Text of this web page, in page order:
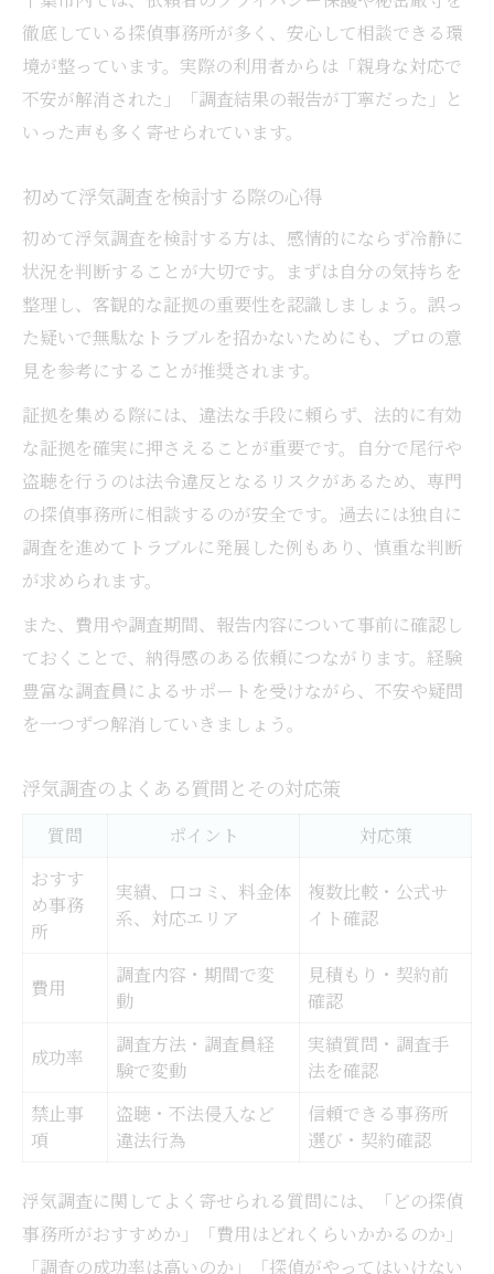
徹底している探偵事務所が多く、安心して相談できる環
境が整っています。実際の利用者からは「親身な対応で
不安が解消された」「調査結果の報告が丁寧だった」と
いった声も多く寄せられています。
初めて浮気調査を検討する際の心得
初めて浮気調査を検討する方は、感情的にならず冷静に
状況を判断することが大切です。まずは自分の気持ちを
整理し、客観的な証拠の重要性を認識しましょう。誤っ
た疑いで無駄なトラブルを招かないためにも、プロの意
見を参考にすることが推奨されます。
証拠を集める際には、違法な手段に頼らず、法的に有効
な証拠を確実に押さえることが重要です。自分で尾行や
盗聴を行うのは法令違反となるリスクがあるため、専門
の探偵事務所に相談するのが安全です。過去には独自に
調査を進めてトラブルに発展した例もあり、慎重な判断
が求められます。
また、費用や調査期間、報告内容について事前に確認し
ておくことで、納得感のある依頼につながります。経験
豊富な調査員によるサポートを受けながら、不安や疑問
を一つずつ解消していきましょう。
浮気調査のよくある質問とその対応策
質問 ポイント
対応策
おすす
め事務
所
実績、口コミ、料金体
系、対応エリア
複数比較・公式サ
イト確認
費用
調査内容・期間で変
動
見積もり・契約前
確認
成功率
調査方法・調査員経
験で変動
実績質問・調査手
法を確認
禁止事
項
盗聴・不法侵入など
違法行為
信頼できる事務所
選び・契約確認
浮気調査に関してよく寄せられる質問には、「どの探偵
事務所がおすすめか」「費用はどれくらいかかるのか」
「調査の成功率は高いのか」「探偵がやってはいけない